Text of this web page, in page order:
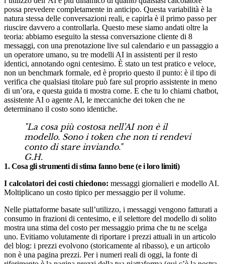
possa prevedere completamente in anticipo. Questa variabilità è la
natura stessa delle conversazioni reali, e capirla è il primo passo per
riuscire davvero a controllarla. Questo mese siamo andati oltre la
teoria: abbiamo eseguito la stessa conversazione cliente di 8
messaggi, con una prenotazione live sul calendario e un passaggio a
un operatore umano, su tre modelli AI in assistenti per il resto
identici, annotando ogni centesimo. È stato un test pratico e veloce,
non un benchmark formale, ed è proprio questo il punto: è il tipo di
verifica che qualsiasi titolare può fare sul proprio assistente in meno
di un’ora, e questa guida ti mostra come. E che tu lo chiami chatbot,
assistente AI o agente AI, le meccaniche dei token che ne
determinano il costo sono identiche.
"La cosa più costosa nell’AI non è il
modello. Sono i token che non ti rendevi
conto di stare inviando."
G.H.
1. Cosa gli strumenti di stima fanno bene (e i loro limiti)
I calcolatori dei costi chiedono: messaggi giornalieri e modello AI.
Moltiplicano un costo tipico per messaggio per il volume.
Nelle piattaforme basate sull’utilizzo, i messaggi vengono fatturati a
consumo in frazioni di centesimo, e il selettore del modello di solito
mostra una stima del costo per messaggio prima che tu ne scelga
uno. Evitiamo volutamente di riportare i prezzi attuali in un articolo
del blog: i prezzi evolvono (storicamente al ribasso), e un articolo
non è una pagina prezzi. Per i numeri reali di oggi, la fonte di